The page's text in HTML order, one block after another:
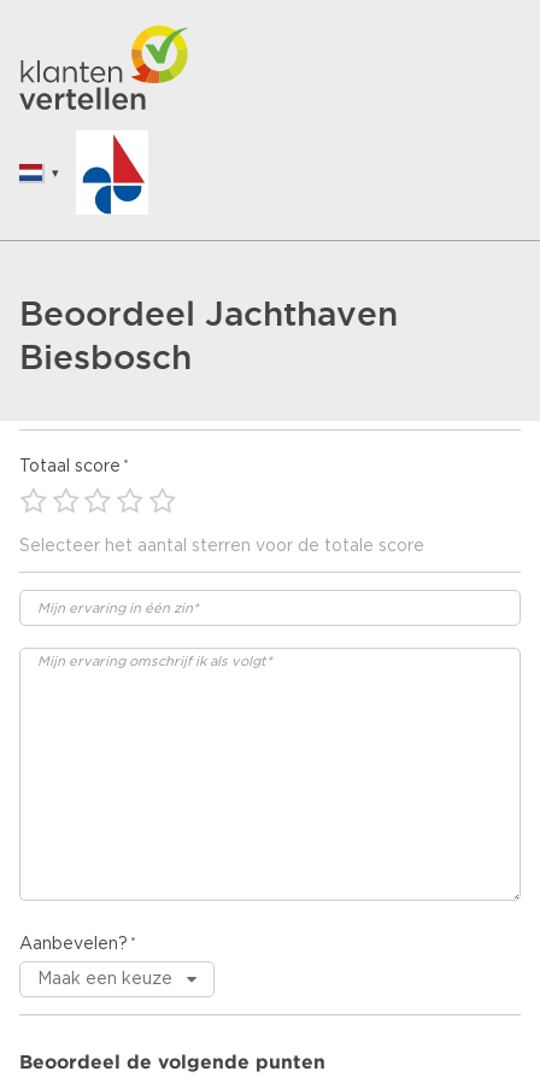
Beoordeel Jachthaven
Biesbosch
Totaal score
Selecteer het aantal sterren voor de totale score
Aanbevelen?
Beoordeel de volgende punten